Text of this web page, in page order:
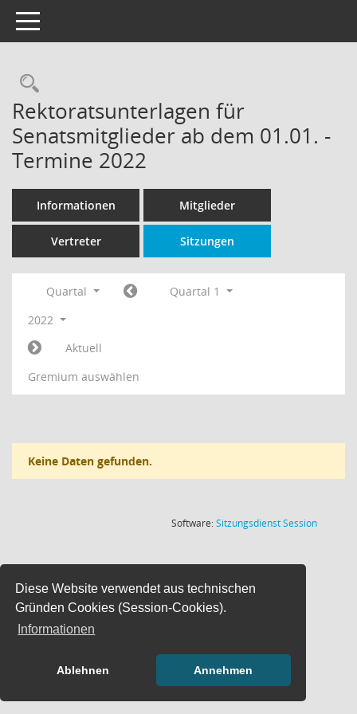
Diese Website verwendet aus technischen
Gründen Cookies (Session-Cookies).
Informationen
Ablehnen Annehmen
Toggle navigation
Rechercheauswahl
Rektoratsunterlagen für
Senatsmitglieder ab dem 01.01. -
Termine 2022
Informationen Mitglieder
Vertreter Sitzungen
Quartal
Quartal 1
2022
Aktuell
Gremium auswählen
Keine Daten gefunden.
Software:SitzungsdienstSession(Wird in